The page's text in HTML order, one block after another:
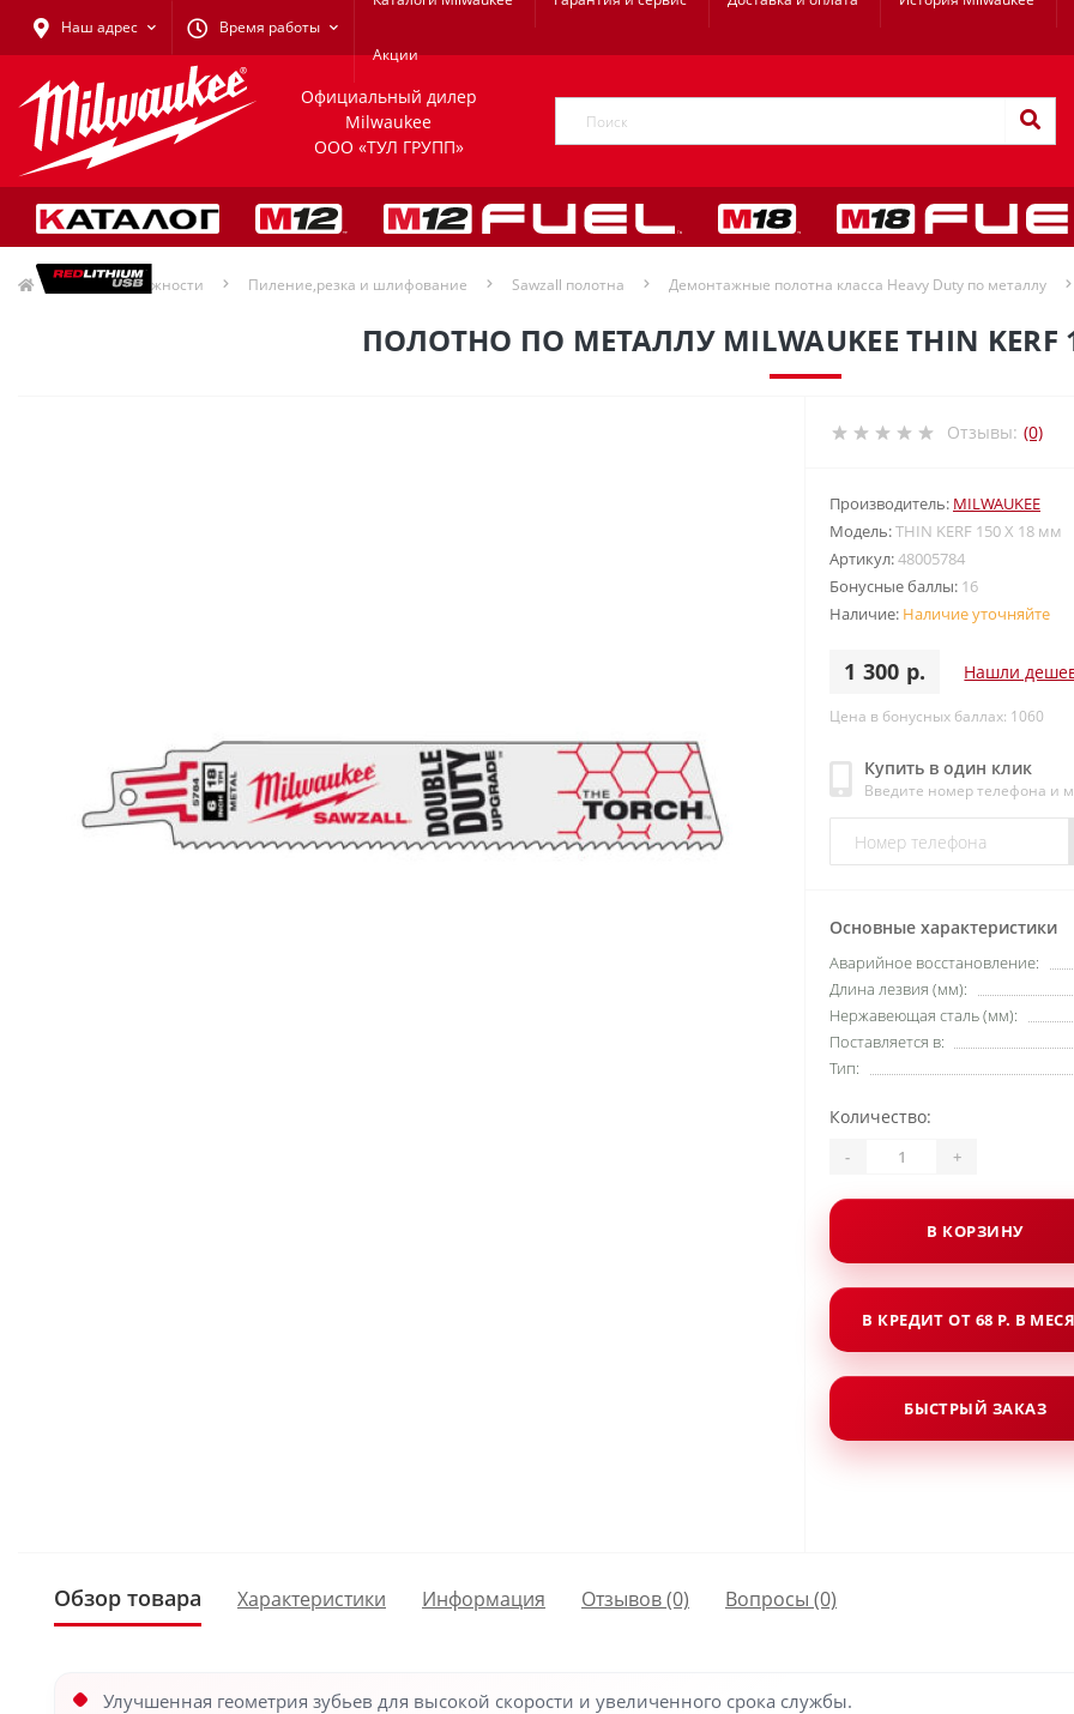
Наш адрес Время работы
Акции
Официальный дилер
Milwaukee
ООО «ТУЛ ГРУПП»
Принадлежности Пиление,резка и шлифование Sawzall полотна Демонтажные полотна класса Heavy Duty по металлу
ПОЛОТНО ПО МЕТАЛЛУ MILWAUKEE THIN KERF
Отзывы: (0)
Производитель: MILWAUKEE
Модель:THIN KERF 150 X 18 мм
Артикул:48005784
Бонусные баллы: 16
Наличие: Наличие уточняйте
1 300 р. Нашли
Цена в бонусных баллах: 1060
Купить в один клик
Введите номер телефона и
Основные характеристики
Аварийное восстановление:
Длина лезвия (мм):
Нержавеющая сталь (мм):
Поставляется в:
Тип:
Количество:
- +
В КОРЗИНУ
В КРЕДИТ ОТ 68 Р. В
БЫСТРЫЙ ЗАКАЗ
Обзор товара Характеристики Информация Отзывов (0) Вопросы (0)
Улучшенная геометрия зубьев для высокой скорости и увеличенного срока службы.